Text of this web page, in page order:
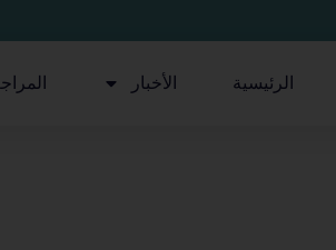
الرئيسية الأخبار